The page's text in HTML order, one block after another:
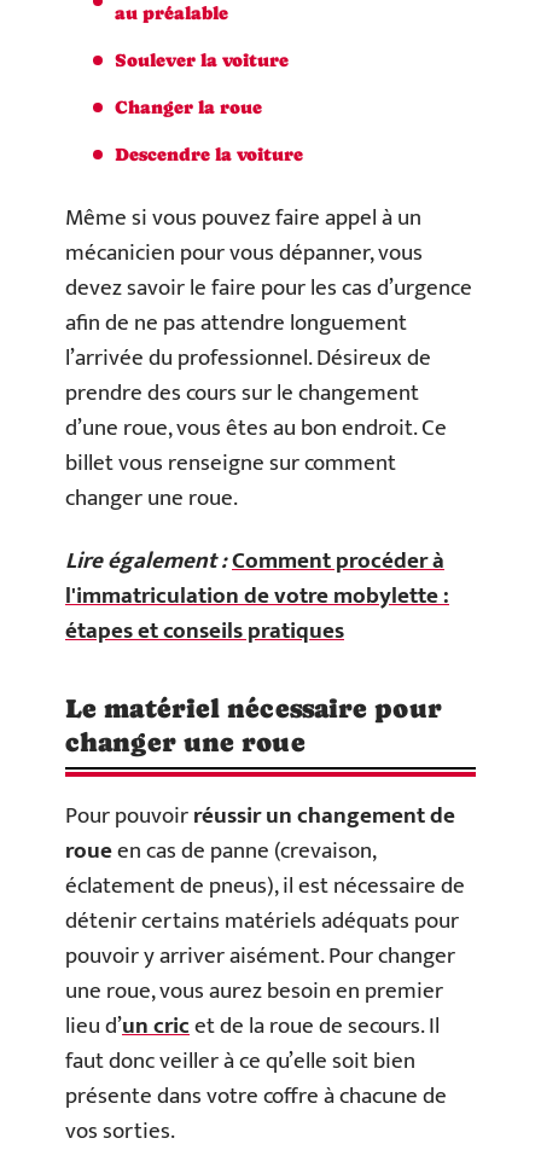
au préalable
Soulever la voiture
Changer la roue
Descendre la voiture
Même si vous pouvez faire appel à un
mécanicien pour vous dépanner, vous
devez savoir le faire pour les cas d’urgence
afin de ne pas attendre longuement
l’arrivée du professionnel. Désireux de
prendre des cours sur le changement
d’une roue, vous êtes au bon endroit. Ce
billet vous renseigne sur comment
changer une roue.
Lire également :Comment procéder à
l'immatriculation de votre mobylette :
étapes et conseils pratiques
Le matériel nécessaire pour
changer une roue
Pour pouvoirréussir un changement de
roueen cas de panne (crevaison,
éclatement de pneus), il est nécessaire de
détenir certains matériels adéquats pour
pouvoir y arriver aisément. Pour changer
une roue, vous aurez besoin en premier
lieu d’un cricet de la roue de secours. Il
faut donc veiller à ce qu’elle soit bien
présente dans votre coffre à chacune de
vos sorties.